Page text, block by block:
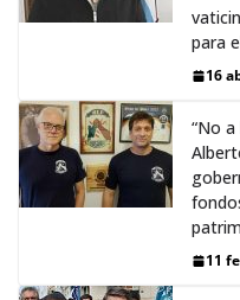
para
16
“No a
11